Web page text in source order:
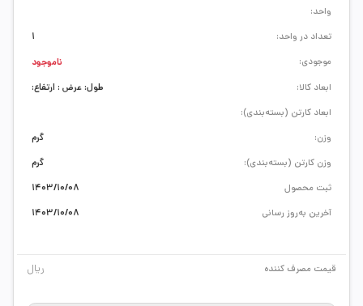
ابعاد کالا:
طول: عرض : ارتفاع:
ابعاد کارتن (بسته‌بندی):
وزن:
گرم
وزن کارتن (بسته‌بندی):
گرم
ثبت محصول
1403/10/08
آخرین به‌روز رسانی
1403/10/08
واحد:
تعداد در واحد:
1
موجودی:
ناموجود
قیمت مصرف کننده ریال